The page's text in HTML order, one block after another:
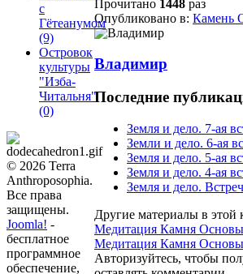
Прочитано 1448 раз
Опубликовано в: Камень
Владимир
Последние
Земля и дело. 7-ая
Земли и дело. 6-ая
Земля и дело. 5-ая
Земля и дело. 4-ая
Земля и дело.
Другие материалы в этой
Медитация Камня Основы
Медитация Камня Основы
Авторизуйтесь, чтобы
с
Гётеанумом
(9)
Островок
культуры
"Изба-
Читальня"
(0)
© 2026 Terra
Anthroposophia.
Все права
защищены.
Joomla! -
бесплатное
программное
обеспечение,